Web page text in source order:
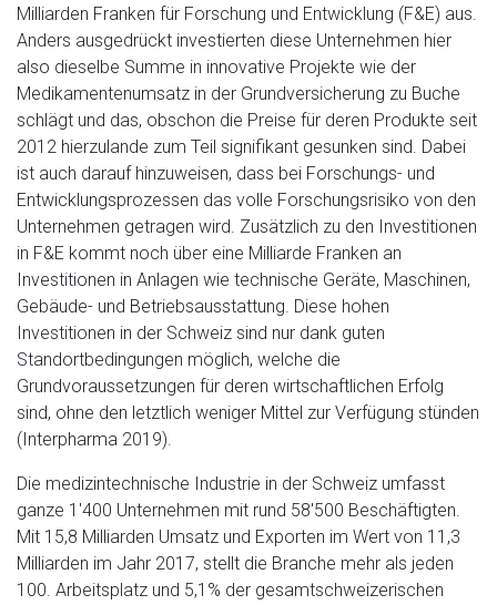
Milliarden Franken für Forschung und Entwicklung (F&E) aus.
Anders ausgedrückt investierten diese Unternehmen hier
also dieselbe Summe in innovative Projekte wie der
Medikamentenumsatz in der Grundversicherung zu Buche
schlägt und das, obschon die Preise für deren Produkte seit
2012 hierzulande zum Teil signifikant gesunken sind. Dabei
ist auch darauf hinzuweisen, dass bei Forschungs- und
Entwicklungsprozessen das volle Forschungsrisiko von den
Unternehmen getragen wird. Zusätzlich zu den Investitionen
in F&E kommt noch über eine Milliarde Franken an
Investitionen in Anlagen wie technische Geräte, Maschinen,
Gebäude- und Betriebsausstattung. Diese hohen
Investitionen in der Schweiz sind nur dank guten
Standortbedingungen möglich, welche die
Grundvoraussetzungen für deren wirtschaftlichen Erfolg
sind, ohne den letztlich weniger Mittel zur Verfügung stünden
(Interpharma 2019).
Die medizintechnische Industrie in der Schweiz umfasst
ganze 1'400 Unternehmen mit rund 58'500 Beschäftigten.
Mit 15,8 Milliarden Umsatz und Exporten im Wert von 11,3
Milliarden im Jahr 2017, stellt die Branche mehr als jeden
100. Arbeitsplatz und 5,1% der gesamtschweizerischen